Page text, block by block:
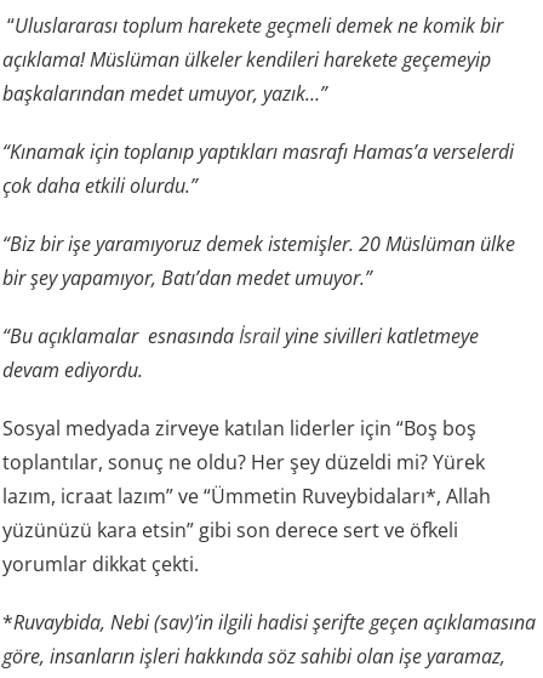
“Uluslararası toplum harekete geçmeli demek ne komik bir
açıklama! Müslüman ülkeler kendileri harekete geçemeyip
başkalarından medet umuyor, yazık…”
“Kınamak için toplanıp yaptıkları masrafı Hamas’a verselerdi
çok daha etkili olurdu.”
“Biz bir işe yaramıyoruz demek istemişler. 20 Müslüman ülke
bir şey yapamıyor, Batı’dan medet umuyor.”
“Bu açıklamalar esnasındaİsrailyine sivilleri katletmeye
devam ediyordu.
Sosyal medyada zirveye katılan liderler için “Boş boş
toplantılar, sonuç ne oldu? Her şey düzeldi mi? Yürek
lazım, icraat lazım” ve “Ümmetin Ruveybidaları*, Allah
yüzünüzü kara etsin” gibi son derece sert ve öfkeli
yorumlar dikkat çekti.
*Ruvaybida, Nebi (sav)’in ilgili hadisi şerifte geçen açıklamasına
göre, insanların işleri hakkında söz sahibi olan işe yaramaz,